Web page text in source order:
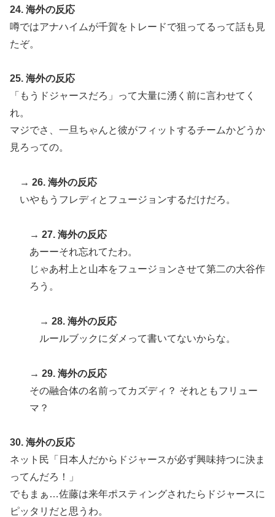
24. 海外の反応
噂ではアナハイムが千賀をトレードで狙ってるって話も見
たぞ。
25. 海外の反応
「もうドジャースだろ」って大量に湧く前に言わせてく
れ。
マジでさ、一旦ちゃんと彼がフィットするチームかどうか
見ろっての。
→ 26. 海外の反応
いやもうフレディとフュージョンするだけだろ。
→ 27. 海外の反応
あーーそれ忘れてたわ。
じゃあ村上と山本をフュージョンさせて第二の大谷作
ろう。
→ 28. 海外の反応
ルールブックにダメって書いてないからな。
→ 29. 海外の反応
その融合体の名前ってカズディ？ それともフリュー
マ？
30. 海外の反応
ネット民「日本人だからドジャースが必ず興味持つに決ま
ってんだろ！」
でもまぁ…佐藤は来年ポスティングされたらドジャースに
ピッタリだと思うわ。